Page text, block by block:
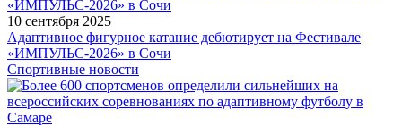
10 сентября 2025
Адаптивное фигурное катание дебютирует на Фестивале
«ИМПУЛЬС-2026» в Сочи
Спортивные новости